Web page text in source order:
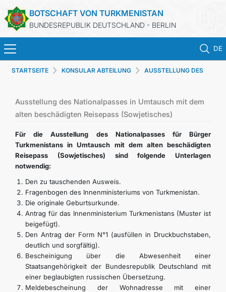
BOTSCHAFT VON TURKMENISTAN
BUNDESREPUBLIK DEUTSCHLAND - BERLIN
DE
STARTSEITE
AKTUELLES
TURKMENISTAN
KONSULAR ABTEILUNG
INVESTITIONEN IN TURKMENISTAN
KONTAKT
STARTSEITE KONSULAR ABTEILUNG AUSSTELLUNG DES
Ausstellung des Nationalpasses in Umtausch mit dem
alten beschädigten Reisepass (Sowjetisches)
Für die Ausstellung des Nationalpasses für Bürger
Turkmenistans in Umtausch mit dem alten beschädigten
Reisepass (Sowjetisches) sind folgende Unterlagen
notwendig:
Den zu tauschenden Ausweis.
Fragenbogen des Innenministeriums von Turkmenistan.
Die originale Geburtsurkunde.
Antrag für das Innenministerium Turkmenistans (Muster ist
beigefügt).
Den Antrag der Form N°1 (ausfüllen in Druckbuchstaben,
deutlich und sorgfältig).
Bescheinigung über die Abwesenheit einer
Staatsangehörigkeit der Bundesrepublik Deutschland mit
einer beglaubigten russischen Übersetzung.
Meldebescheinung der Wohnadresse mit einer